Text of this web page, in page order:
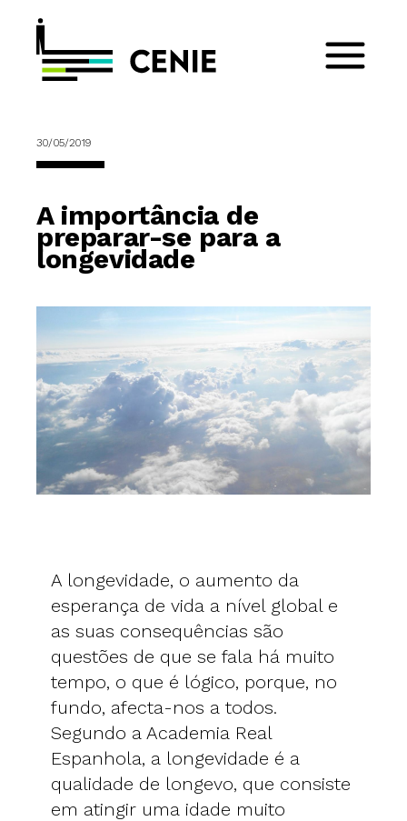
30/05/2019
A importância de
preparar-se para a
longevidade
A longevidade, o aumento da
esperança de vida a nível global e
as suas consequências são
questões de que se fala há muito
tempo, o que é lógico, porque, no
fundo, afecta-nos a todos.
Segundo a Academia Real
Espanhola, a longevidade é a
qualidade de longevo, que consiste
em atingir uma idade muito